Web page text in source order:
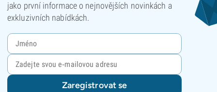
jako první informace o nejnovějších novinkách a
exkluzivních nabídkách.
Zaregistrovat se